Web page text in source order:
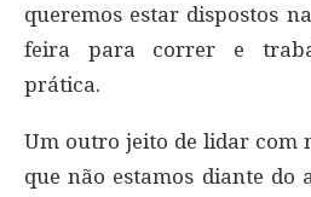
queremos estar dispostos
feira para correr e
prática.
Um outro jeito de lidar com
que não estamos diante do